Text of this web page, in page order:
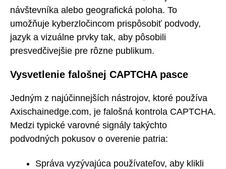
návštevníka alebo geografická poloha. To
umožňuje kyberzločincom prispôsobiť podvody,
jazyk a vizuálne prvky tak, aby pôsobili
presvedčivejšie pre rôzne publikum.
Vysvetlenie falošnej CAPTCHA pasce
Jedným z najúčinnejších nástrojov, ktoré používa
Axischainedge.com, je falošná kontrola CAPTCHA.
Medzi typické varovné signály takýchto
podvodných pokusov o overenie patria:
Správa vyzývajúca používateľov, aby klikli